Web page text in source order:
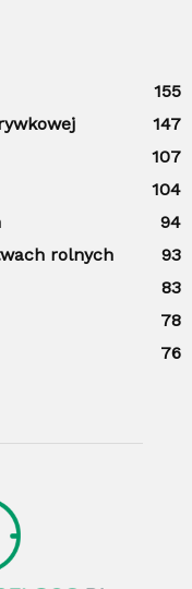
155
147
107
104
94
rolnych
93
83
78
76